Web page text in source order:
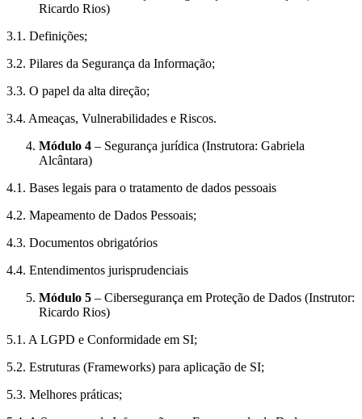
Ricardo Rios)
3.1. Definições;
3.2. Pilares da Segurança da Informação;
3.3. O papel da alta direção;
3.4. Ameaças, Vulnerabilidades e Riscos.
Módulo 4 – Segurança jurídica (Instrutora: Gabriela
Alcântara)
4.1. Bases legais para o tratamento de dados pessoais
4.2. Mapeamento de Dados Pessoais;
4.3. Documentos obrigatórios
4.4. Entendimentos jurisprudenciais
Módulo 5 – Cibersegurança em Proteção de Dados (Instrutor:
Ricardo Rios)
5.1. A LGPD e Conformidade em SI;
5.2. Estruturas (Frameworks) para aplicação de SI;
5.3. Melhores práticas;